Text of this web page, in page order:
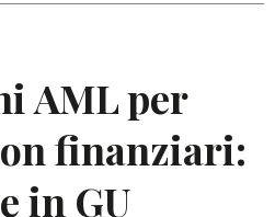
AML per
finanziari:
in GU